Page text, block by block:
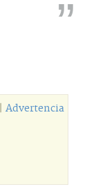
Advertencia